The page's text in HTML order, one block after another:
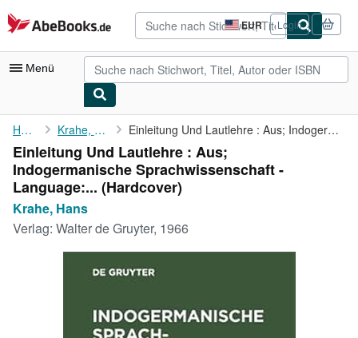
Zum Hauptinhalt
AbeBooks.de EUR
Seite
der
Einkaufseinstellungen.
Login
Menü
Nutzerkonto
Meine Bestellungen
Detailsuche
Sammlungen
Antiquarische Bücher
Kunst & Sammlerstücke
Verkäufer werden
Home Krahe, Hans Einleitung Und Lautlehre : Aus; Indogermanische ...
Einleitung Und Lautlehre : Aus;
Indogermanische Sprachwissenschaft -
Language:... (Hardcover)
Krahe, Hans
Verlag: Walter de Gruyter, 1966